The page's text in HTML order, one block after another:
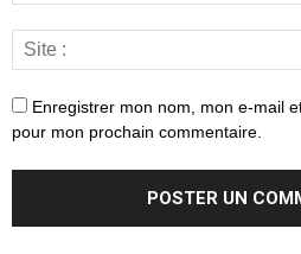
Enregistrer mon nom, mon e-mail
pour mon prochain commentaire.